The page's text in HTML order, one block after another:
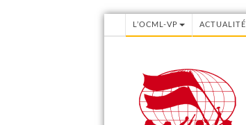
L’OCML-VP ACTUALITÉ